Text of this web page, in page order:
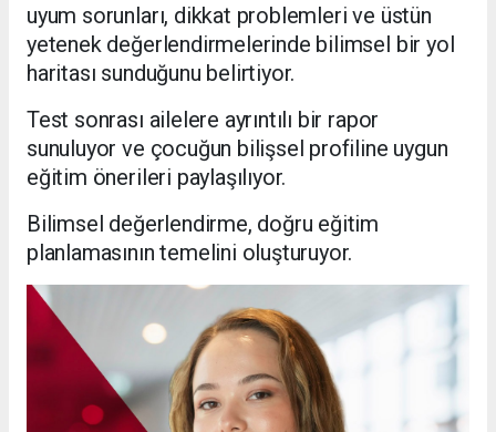
uyum sorunları, dikkat problemleri ve üstün
yetenek değerlendirmelerinde bilimsel bir yol
haritası sunduğunu belirtiyor.
Test sonrası ailelere ayrıntılı bir rapor
sunuluyor ve çocuğun bilişsel profiline uygun
eğitim önerileri paylaşılıyor.
Bilimsel değerlendirme, doğru eğitim
planlamasının temelini oluşturuyor.